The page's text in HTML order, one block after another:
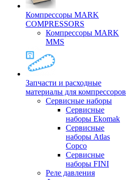
Компрессоры MARK
COMPRESSORS
Компрессоры MARK
MMS
Запчасти и расходные
материалы для компрессоров
Cервисные наборы
Сервисные
наборы Ekomak
Cервисные
наборы Atlas
Copco
Сервисные
наборы FINI
Реле давления